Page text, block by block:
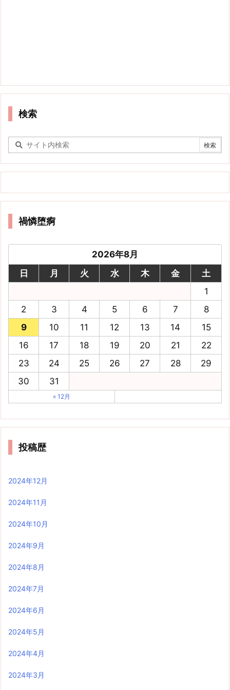
検索
禍憐堕痾
2026年8月
日
月 火 水 木 金
土
1
2
3 4 5 6 7
8
9
10 11 12 13 14
15
16
17 18 19 20 21
22
23
24 25 26 27 28
29
30
31
« 12月
投稿歴
2024年12月
2024年11月
2024年10月
2024年9月
2024年8月
2024年7月
2024年6月
2024年5月
2024年4月
2024年3月